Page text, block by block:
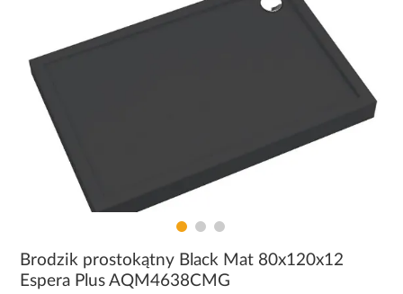
Brodzik prostokątny Black Mat 80x120x12
Espera Plus AQM4638CMG